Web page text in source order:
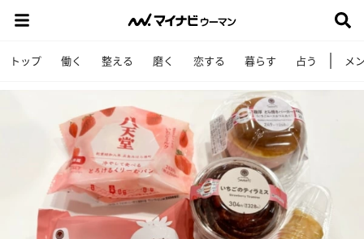
トップ 働く 整える 磨く 恋する 暮らす 占う メ